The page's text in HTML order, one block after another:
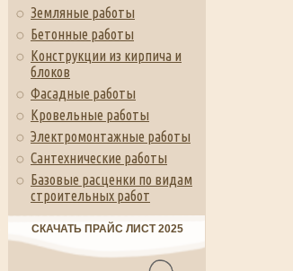
Земляные работы
Бетонные работы
Конструкции из кирпича и
блоков
Фасадные работы
Кровельные работы
Электромонтажные работы
Сантехнические работы
Базовые расценки по видам
строительных работ
СКАЧАТЬ ПРАЙС ЛИСТ 2025